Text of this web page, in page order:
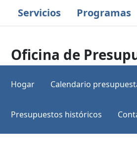
Servicios Programas
Oficina de
Hogar Calendario
Presupuestos históricos